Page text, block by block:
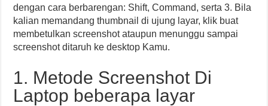
dengan cara berbarengan: Shift, Command, serta 3. Bila
kalian memandang thumbnail di ujung layar, klik buat
membetulkan screenshot ataupun menunggu sampai
screenshot ditaruh ke desktop Kamu.
1. Metode Screenshot Di
Laptop beberapa layar